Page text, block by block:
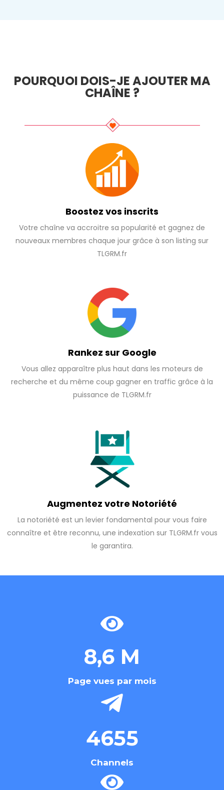
POURQUOI DOIS-JE AJOUTER MA
CHAÎNE ?
Boostez vos inscrits
Votre chaîne va accroitre sa popularité et gagnez de
nouveaux membres chaque jour grâce à son listing sur
TLGRM.fr
Rankez sur Google
Vous allez apparaître plus haut dans les moteurs de
recherche et du même coup gagner en traffic grâce à la
puissance de TLGRM.fr
Augmentez votre Notoriété
La notoriété est un levier fondamental pour vous faire
connaître et être reconnu, une indexation sur TLGRM.fr vous
le garantira.
8,6 M
Page vues par mois
4655
Channels